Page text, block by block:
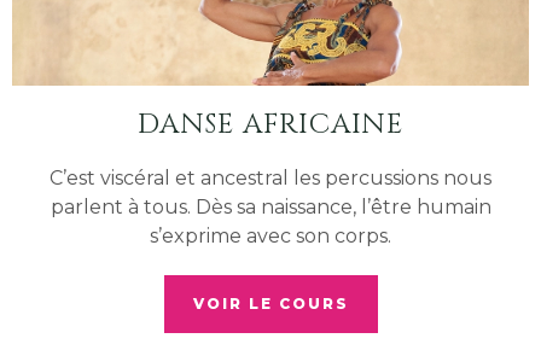
DANSE AFRICAINE
C’est viscéral et ancestral les percussions nous
parlent à tous. Dès sa naissance, l’être humain
s’exprime avec son corps.
VOIR LE COURS